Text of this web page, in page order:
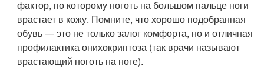
фактор, по которому ноготь на большом пальце ноги
врастает в кожу. Помните, что хорошо подобранная
обувь — это не только залог комфорта, но и отличная
профилактика онихокриптоза (так врачи называют
врастающий ноготь на ноге).